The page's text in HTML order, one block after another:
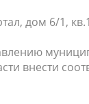
дом 6/1,
внести